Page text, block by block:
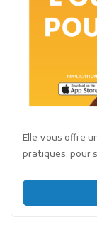
Elle vous offre
pratiques, pour